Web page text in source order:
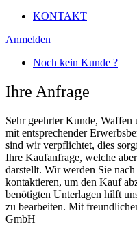
KONTAKT
Anmelden
Noch kein Kunde ?
Ihre Anfrage
Sehr geehrter Kunde,
mit entsprechender
sind wir verpflichtet, dies
Ihre Kaufanfrage, welche
darstellt. Wir werden Sie
kontaktieren, um den Kauf
benötigten Unterlagen hilft
zu bearbeiten. Mit
GmbH